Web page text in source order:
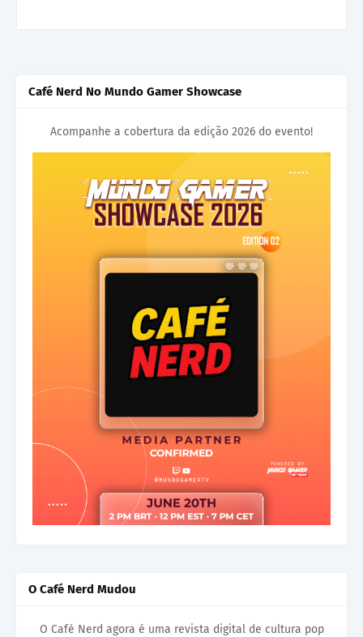
Café Nerd No Mundo Gamer Showcase
Acompanhe a cobertura da edição 2026 do evento!
O Café Nerd Mudou
O Café Nerd agora é uma revista digital de cultura pop